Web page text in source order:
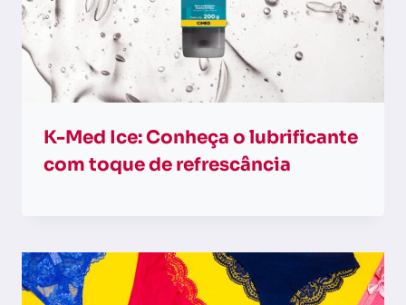
K-Med Ice: Conheça o lubrificante
com toque de refrescância